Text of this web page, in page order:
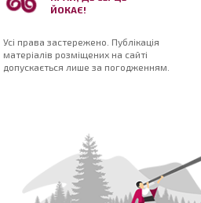
ЙОКАЄ!
Усі права застережено. Публікація
матеріалів розміщених на сайті
допускається лише за погодженням.